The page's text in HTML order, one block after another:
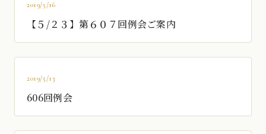
2019/5/16
【５/２３】第６０７回例会ご案内
2019/5/13
606回例会